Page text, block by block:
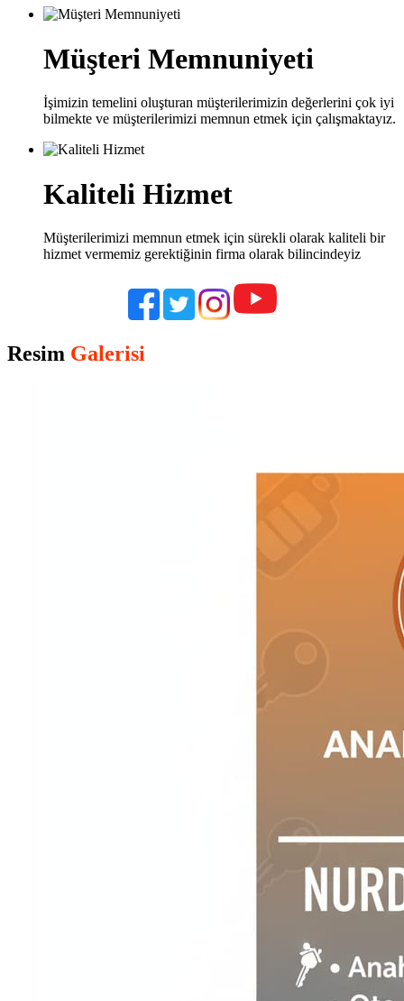
Müşteri Memnuniyeti
İşimizin temelini oluşturan müşterilerimizin değerlerini çok iyi
bilmekte ve müşterilerimizi memnun etmek için çalışmaktayız.
Kaliteli Hizmet
Müşterilerimizi memnun etmek için sürekli olarak kaliteli bir
hizmet vermemiz gerektiğinin firma olarak bilincindeyiz
Resim Galerisi